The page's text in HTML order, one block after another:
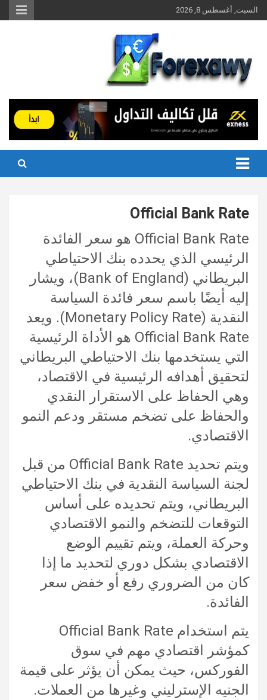
Skip
to
السبت, أغسطس 8, 2026
Official Bank Rate
Official Bank Rate هو سعر الفائدة
الرئيسي الذي يحدده بنك الاحتياطي
البريطاني (Bank of England)، ويشار
إليه أيضًا باسم سعر فائدة السياسة
النقدية (Monetary Policy Rate). ويعد
Official Bank Rate هو الأداة الرئيسية
التي يستخدمها بنك الاحتياطي البريطاني
لتحقيق أهدافه الرئيسية في الاقتصاد،
وهي الحفاظ على الاستقرار النقدي
والحفاظ على تضخم مستقر ودعم النمو
الاقتصادي.
ويتم تحديد Official Bank Rate من قبل
لجنة السياسة النقدية في بنك الاحتياطي
البريطاني، ويتم تحديده على أساس
التوقعات للتضخم والنمو الاقتصادي
وحركة العملة، ويتم تقييم الوضع
الاقتصادي بشكل دوري لتحديد ما إذا
كان من الضروري رفع أو خفض سعر
الفائدة.
يتم استخدام Official Bank Rate
كمؤشر اقتصادي مهم في سوق
الفوركس، حيث يمكن أن يؤثر على قيمة
الجنيه الإسترليني وغيرها من العملات.